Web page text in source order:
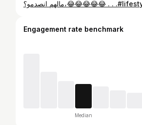
Engagement rate benchmark
Median